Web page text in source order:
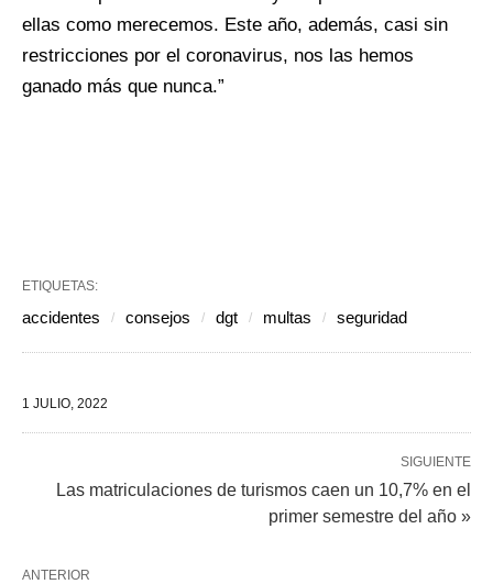
ellas como merecemos. Este año, además, casi sin
restricciones por el coronavirus, nos las hemos
ganado más que nunca.”
ETIQUETAS:
accidentes consejos dgt multas seguridad
1 JULIO, 2022
SIGUIENTE
Las matriculaciones de turismos caen un 10,7% en el
primer semestre del año »
ANTERIOR